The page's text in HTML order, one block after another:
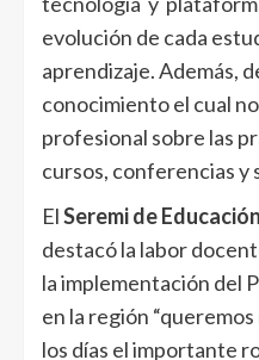
evolución de cada
aprendizaje. Además,
conocimiento el cual
profesional sobre las
cursos, conferencias y
ElSeremi de
destacó la labor
la implementación del
en la región
los días el importante